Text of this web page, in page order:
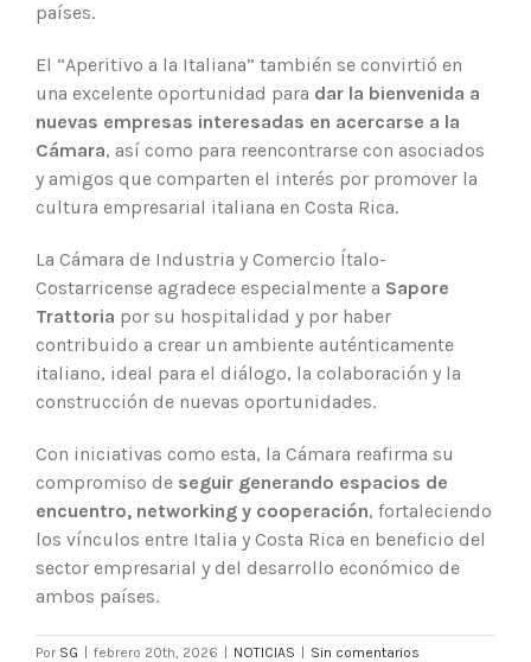
países.
El “Aperitivo a la Italiana” también se convirtió en
una excelente oportunidad para dar la bienvenida a
nuevas empresas interesadas en acercarse a la
Cámara, así como para reencontrarse con asociados
y amigos que comparten el interés por promover la
cultura empresarial italiana en Costa Rica.
La Cámara de Industria y Comercio Ítalo-
Costarricense agradece especialmente a Sapore
Trattoria por su hospitalidad y por haber
contribuido a crear un ambiente auténticamente
italiano, ideal para el diálogo, la colaboración y la
construcción de nuevas oportunidades.
Con iniciativas como esta, la Cámara reafirma su
compromiso de seguir generando espacios de
encuentro, networking y cooperación, fortaleciendo
los vínculos entre Italia y Costa Rica en beneficio del
sector empresarial y del desarrollo económico de
ambos países.
Por SG febrero 20th, 2026 NOTICIAS Sin comentarios